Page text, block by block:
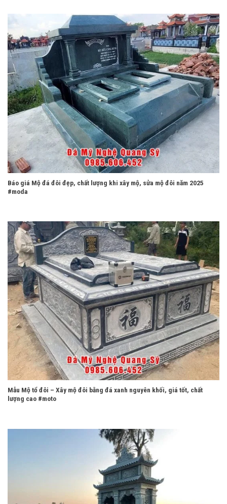
Báo giá Mộ đá đôi đẹp, chất lượng khi xây mộ, sửa mộ đôi năm 2025
#moda
Mẫu Mộ tổ đôi – Xây mộ đôi bằng đá xanh nguyên khối, giá tốt, chất
lượng cao #moto